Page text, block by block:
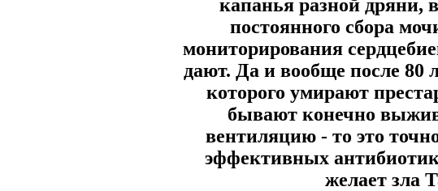
капанья разной дряни,
постоянного сбора
мониторирования
дают. Да и вообще после 80
которого умирают
бывают конечно
вентиляцию - то это
эффективных
желает зла